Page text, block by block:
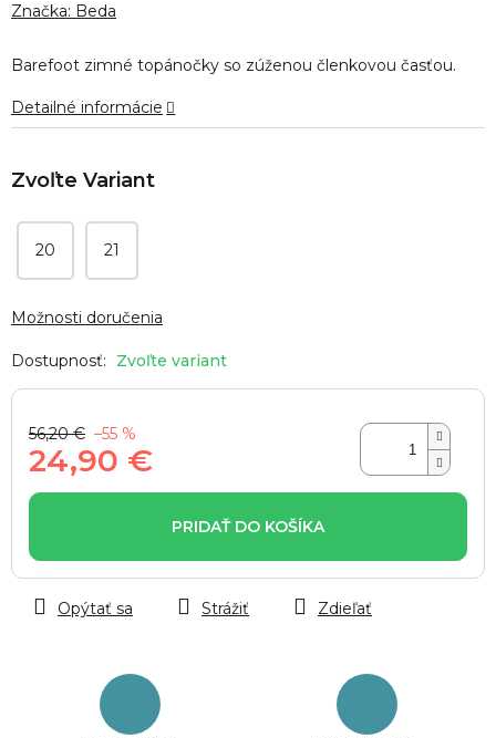
Zvoľte variant
20 21
Možnosti doručenia
56,20 € –55 %
24,90 €
Jednotková
PRIDAŤ DO KOŠÍKA
Barefoot zimné topánočky so zúženou členkovou časťou.
Detailné informácie
Opýtať sa Strážiť Zdieľať
produktu
z
hviezdičiek.
Značka: Beda